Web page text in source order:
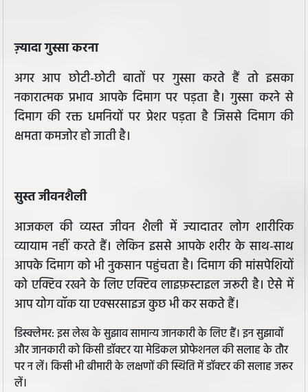
ज़्यादा गुस्सा करना
अगर आप छोटी-छोटी बातों पर गुस्सा करते हैं तो इसका
नकारात्मक प्रभाव आपके दिमाग पर पड़ता है। गुस्सा करने से
दिमाग की रक्त धमनियों पर प्रेशर पड़ता है जिससे दिमाग की
क्षमता कमजोर हो जाती है।
सुस्त जीवनशैली
आजकल की व्यस्त जीवन शैली में ज्यादातर लोग शारीरिक
व्यायाम नहीं करते हैं। लेकिन इससे आपके शरीर के साथ-साथ
आपके दिमाग को भी नुकसान पहुंचता है। दिमाग की मांसपेशियों
को एक्टिव रखने के लिए एक्टिव लाइफ़स्टाइल जरूरी है। ऐसे में
आप योग वॉक या एक्सरसाइज कुछ भी कर सकते हैं।
डिस्क्लेमर: इस लेख के सुझाव सामान्य जानकारी के लिए हैं। इन सुझावों
और जानकारी को किसी डॉक्टर या मेडिकल प्रोफेशनल की सलाह के तौर
पर न लें। किसी भी बीमारी के लक्षणों की स्थिति में डॉक्टर की सलाह जरूर
लें।